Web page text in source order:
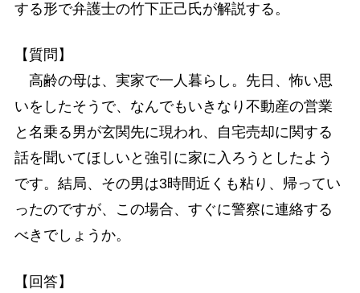
する形で弁護士の竹下正己氏が解説する。
【質問】
高齢の母は、実家で一人暮らし。先日、怖い思
いをしたそうで、なんでもいきなり不動産の営業
と名乗る男が玄関先に現われ、自宅売却に関する
話を聞いてほしいと強引に家に入ろうとしたよう
です。結局、その男は3時間近くも粘り、帰ってい
ったのですが、この場合、すぐに警察に連絡する
べきでしょうか。
【回答】